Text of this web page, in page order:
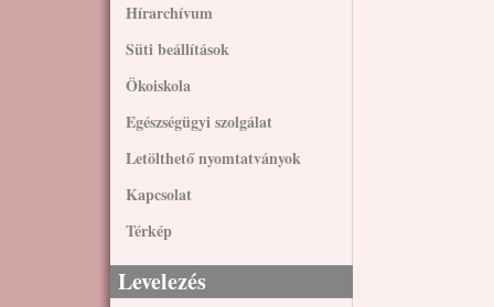
Hírarchívum
Süti beállítások
Ökoiskola
Egészségügyi szolgálat
Letölthető nyomtatványok
Kapcsolat
Térkép
Levelezés